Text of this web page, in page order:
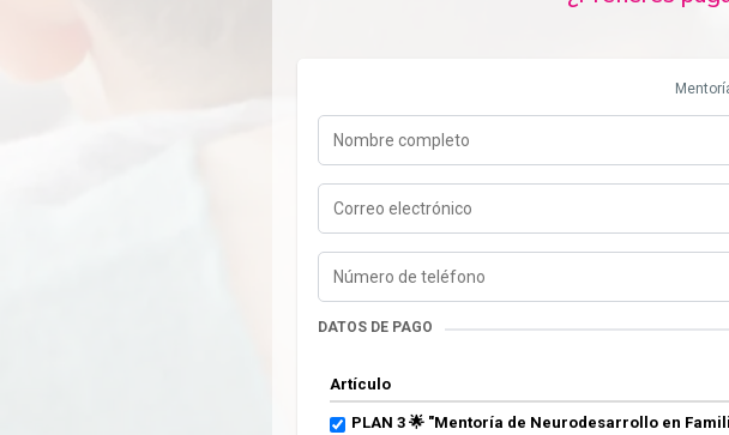
DATOS DE PAGO
Artículo
PLAN 3 🌟 "Mentoría de Neurodesarrollo en